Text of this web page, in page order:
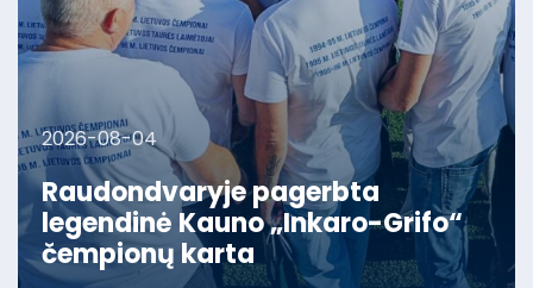
2026-08-04
Raudondvaryje pagerbta
legendinė Kauno „Inkaro-Grifo“
čempionų karta